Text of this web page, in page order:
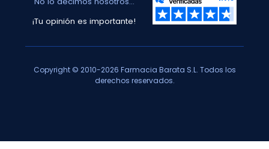
¡Tu opinión es importante!
Copyright © 2010-2026 Farmacia Barata S.L. Todos los
derechos reservados.